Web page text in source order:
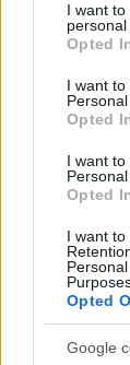
not limited
grant or
use your
consent
I want
personal
Opted
I want
Personal
Opted
I want
Opted
I want to
Opted
Google
Sei già
Puoi
sezione
TEMI:
LUCAS
Notizie
Olbia